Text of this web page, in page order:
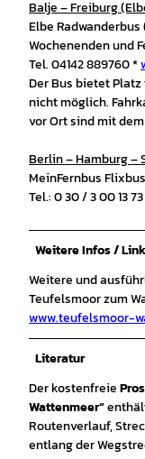
Balje – Freiburg
Elbe Radwanderbus
Wochenenden und
Tel. 04142 889760 *
Der Bus bietet Platz
nicht möglich.
vor Ort sind mit
Berlin – Hamburg –
MeinFernbus Flixbus
Tel.: 0 30 / 3 00 13
Weitere Infos /
Weitere und
Teufelsmoor zum
www.teufelsmoor-
Literatur
Der kostenfreie
Wattenmeer“
Routenverlauf,
entlang der